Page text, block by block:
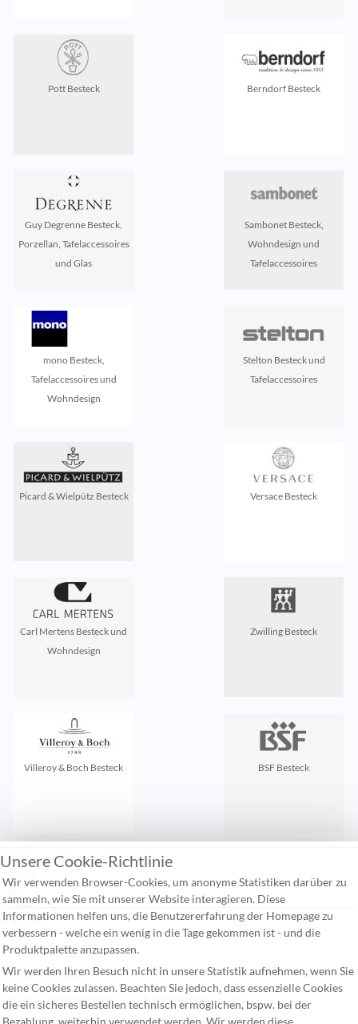
Pott Besteck Berndorf Besteck
Guy Degrenne Besteck,
Porzellan, Tafelaccessoires
und Glas
Sambonet Besteck,
Wohndesign und
Tafelaccessoires
mono Besteck,
Tafelaccessoires und
Wohndesign
Stelton Besteck und
Tafelaccessoires
Picard & Wielpütz Besteck Versace Besteck
Carl Mertens Besteck und
Wohndesign
Zwilling Besteck
Villeroy & Boch Besteck BSF Besteck
Zuletzt gesehen:
Kontakt
Häufige Fragen
Versandkosten
Unsere allgemeinen Geschäftsbedingungen
Unsere Cookie-Richtlinie
Wir verwenden Browser-Cookies, um anonyme Statistiken darüber zu
sammeln, wie Sie mit unserer Website interagieren. Diese
Informationen helfen uns, die Benutzererfahrung der Homepage zu
verbessern - welche ein wenig in die Tage gekommen ist - und die
Produktpalette anzupassen.
Wir werden Ihren Besuch nicht in unsere Statistik aufnehmen, wenn Sie
keine Cookies zulassen. Beachten Sie jedoch, dass essenzielle Cookies
die ein sicheres Bestellen technisch ermöglichen, bspw. bei der